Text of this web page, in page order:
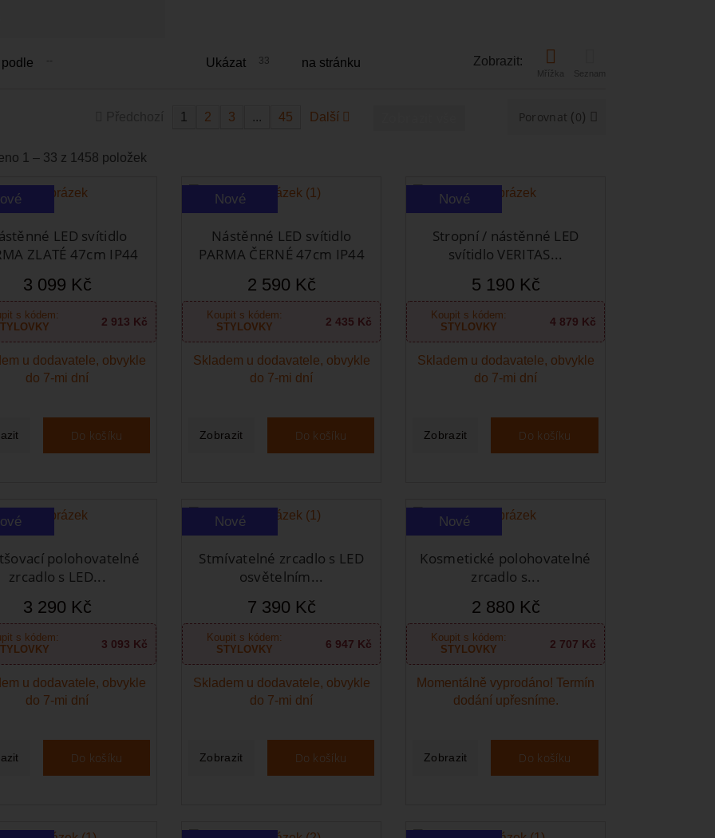
Zobrazit:
Mřížka Seznam
-- Ukázat 33 na stránku
Porovnat (0)
1 2 3 ... 45 Další
1 – 33 z 1458 položek
LED svítidlo
ZLATÉ 47cm IP44
3 099 Kč
s kódem:
2 913 Kč
u dodavatele, obvykle
do 7-mi dní
Do košíku
Nové
Nástěnné LED svítidlo
PARMA ČERNÉ 47cm IP44
2 590 Kč
Koupit s kódem:
STYLOVKY
2 435 Kč
Skladem u dodavatele, obvykle
do 7-mi dní
Zobrazit Do košíku
Nové
Stropní / nástěnné LED
svítidlo VERITAS...
5 190 Kč
Koupit s kódem:
STYLOVKY
4 879 Kč
Skladem u dodavatele, obvykle
do 7-mi dní
Zobrazit Do košíku
polohovatelné
zrcadlo s LED...
3 290 Kč
s kódem:
3 093 Kč
u dodavatele, obvykle
do 7-mi dní
Do košíku
Nové
Stmívatelné zrcadlo s LED
osvětelním...
7 390 Kč
Koupit s kódem:
STYLOVKY
6 947 Kč
Skladem u dodavatele, obvykle
do 7-mi dní
Zobrazit Do košíku
Nové
Kosmetické polohovatelné
zrcadlo s...
2 880 Kč
Koupit s kódem:
STYLOVKY
2 707 Kč
Momentálně vyprodáno! Termín
dodání upřesníme.
Zobrazit Do košíku